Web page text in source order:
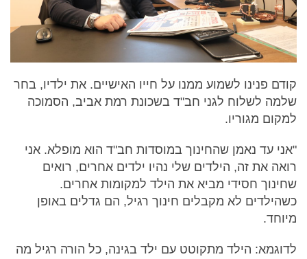
קודם פנינו לשמוע ממנו על חייו האישיים. את ילדיו, בחר
שלמה לשלוח לגני חב"ד בשכונת רמת אביב, הסמוכה
למקום מגוריו.
"אני עד נאמן שהחינוך במוסדות חב"ד הוא מופלא. אני
רואה את זה, הילדים שלי נהיו ילדים אחרים, רואים
שחינוך חסידי מביא את הילד למקומות אחרים.
כשהילדים לא מקבלים חינוך רגיל, הם גדלים באופן
מיוחד.
לדוגמא: הילד מתקוטט עם ילד בגינה, כל הורה רגיל מה